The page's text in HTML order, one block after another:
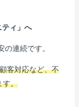
ィ」へ
連続です。
客対応など、不
す。